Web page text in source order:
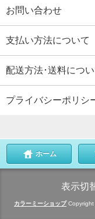
お問い合わせ
支払い方法について
配送方法･送料につ
プライバシーポリシ
ホーム
表示切
カラーミーショップCopyright